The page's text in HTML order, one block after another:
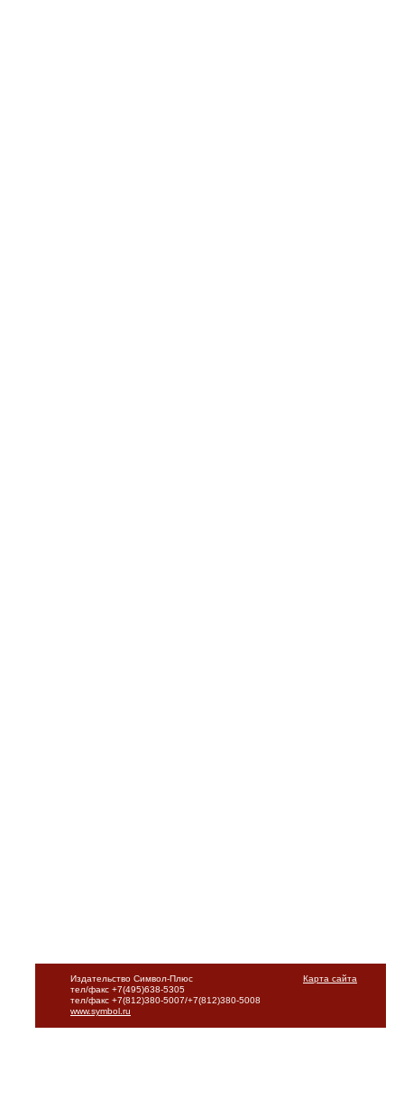
Карта сайта
Издательство Символ-Плюс
тел/факс +7(495)638-5305
тел/факс +7(812)380-5007/+7(812)380-5008
www.symbol.ru